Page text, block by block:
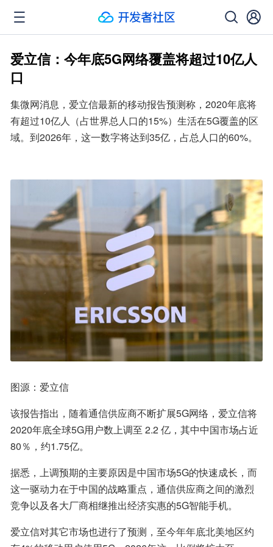
爱立信：今年底5G网络覆盖将超过10亿人
口
集微网消息，爱立信最新的移动报告预测称，2020年底将
有超过10亿人（占世界总人口的15%）生活在5G覆盖的区
域。到2026年，这一数字将达到35亿，占总人口的60%。
图源：爱立信
该报告指出，随着通信供应商不断扩展5G网络，爱立信将
2020年底全球5G用户数上调至 2.2 亿，其中中国市场占近
80％，约1.75亿。
据悉，上调预期的主要原因是中国市场5G的快速成长，而
这一驱动力在于中国的战略重点，通信供应商之间的激烈
竞争以及各大厂商相继推出经济实惠的5G智能手机。
爱立信对其它市场也进行了预测，至今年年底北美地区约